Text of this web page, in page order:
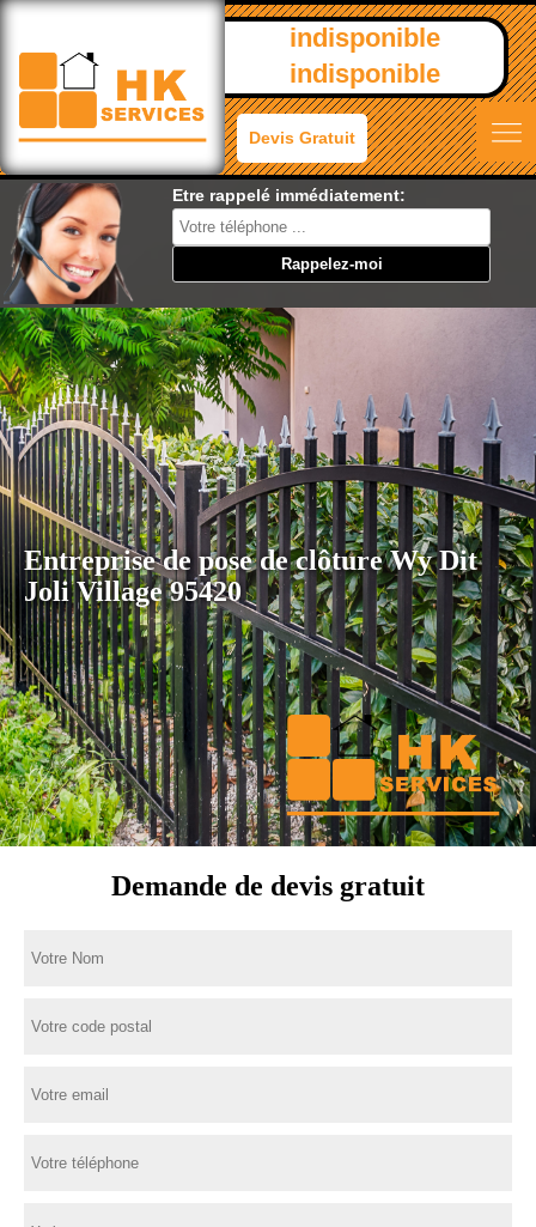
indisponible
indisponible
Devis Gratuit
Etre rappelé immédiatement:
Entreprise de pose de clôture Wy Dit
Joli Village 95420
Demande de devis gratuit